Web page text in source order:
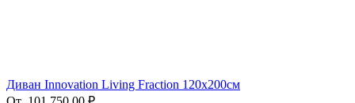
Диван Innovation Living Fraction 120x200см